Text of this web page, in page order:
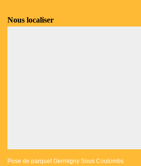
Nous localiser
Pose de parquet Germigny Sous Coulombs